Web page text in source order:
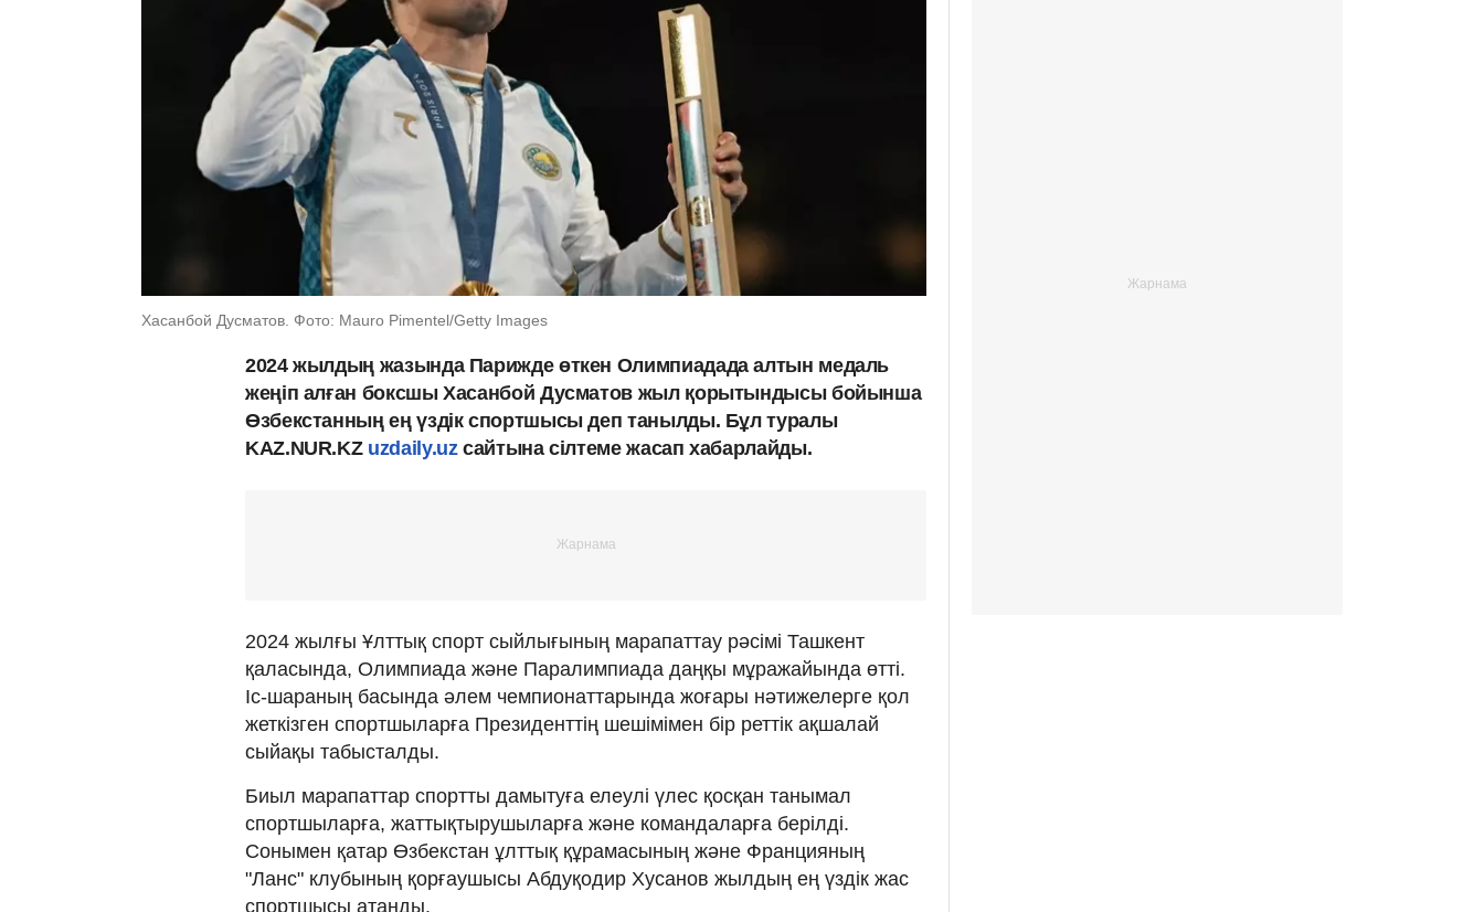
Хасанбой Дусматов. Фото: Mauro Pimentel/Getty Images
2024 жылдың жазында Парижде өткен Олимпиадада алтын медаль
жеңіп алған боксшы Хасанбой Дусматов жыл қорытындысы бойынша
Өзбекстанның ең үздік спортшысы деп танылды. Бұл туралы
KAZ.NUR.KZ uzdaily.uzсайтына сілтеме жасап хабарлайды.
2024 жылғы Ұлттық спорт сыйлығының марапаттау рәсімі Ташкент
қаласында, Олимпиада және Паралимпиада даңқы мұражайында өтті.
Іс-шараның басында әлем чемпионаттарында жоғары нәтижелерге қол
жеткізген спортшыларға Президенттің шешімімен бір реттік ақшалай
сыйақы табысталды.
Биыл марапаттар спортты дамытуға елеулі үлес қосқан танымал
спортшыларға, жаттықтырушыларға және командаларға берілді.
Сонымен қатар Өзбекстан ұлттық құрамасының және Францияның
"Ланс" клубының қорғаушысы Абдуқодир Хусанов жылдың ең үздік жас
спортшысы атанды.